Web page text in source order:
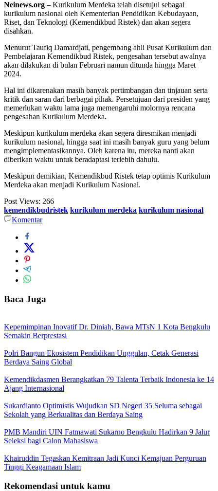
Neinews.org –Kurikulum Merdeka telah disetujui sebagai
kurikulum nasional oleh Kementerian Pendidikan Kebudayaan,
Riset, dan Teknologi (Kemendikbud Ristek) dan akan segera
disahkan.
Menurut Taufiq Damardjati, pengembang ahli Pusat Kurikulum dan
Pembelajaran Kemendikbud Ristek, pengesahan tersebut awalnya
akan dilakukan di bulan Februari namun ditunda hingga Maret
2024.
Hal ini dikarenakan masih banyak pertimbangan dan tinjauan serta
kritik dan saran dari berbagai pihak. Persetujuan dari presiden yang
memerlukan waktu lama juga memengaruhi molornya rencana
pengesahan Kurikulum Merdeka.
Meskipun kurikulum merdeka akan segera diresmikan menjadi
kurikulum nasional, hingga saat ini masih banyak guru yang belum
mengimplementasikannya. Oleh karena itu, mereka nanti akan
diberikan waktu untuk beradaptasi terlebih dahulu.
Meskipun demikian, Kemendikbud Ristek tetap optimis Kurikulum
Merdeka akan menjadi Kurikulum Nasional.
Post Views: 266
kemendikbudristek kurikulum merdeka kurikulum nasional
Komentar
Baca Juga
Kepemimpinan Inovatif Dr. Diniah, Bawa MTsN 1 Kota Bengkulu
Semakin Berprestasi
Polri Bangun Ekosistem Pendidikan Unggulan, Cetak Generasi
Berdaya Saing Global
Kemendikdasmen Berangkatkan 79 Talenta Terbaik Indonesia ke 14
Ajang Internasional
Sukardianto Optimistis Wujudkan SD Negeri 35 Seluma sebagai
Sekolah yang Berkualitas dan Berdaya Saing
PMB Mandiri UIN Fatmawati Sukarno Bengkulu Hadirkan 9 Jalur
Seleksi bagi Calon Mahasiswa
Khairuddin Tegaskan Kemitraan Jadi Kunci Kemajuan Perguruan
Tinggi Keagamaan Islam
Rekomendasi untuk kamu